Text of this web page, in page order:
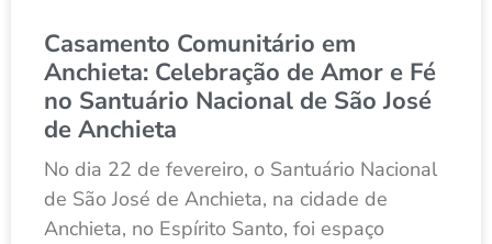
Casamento Comunitário em
Anchieta: Celebração de Amor e Fé
no Santuário Nacional de São José
de Anchieta
No dia 22 de fevereiro, o Santuário Nacional
de São José de Anchieta, na cidade de
Anchieta, no Espírito Santo, foi espaço